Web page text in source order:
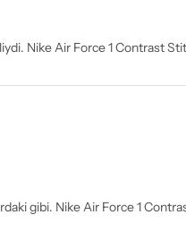
Nike Air Force 1 Contrast
gibi. Nike Air Force 1